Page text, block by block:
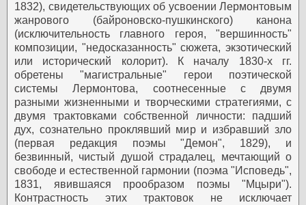
1832), свидетельствующих об усвоении Лермонтовым
жанрового (байроновско-пушкинского) канона
(исключительность главного героя, "вершинность"
композиции, "недосказанность" сюжета, экзотический
или исторический колорит). К началу 1830-х гг.
обретены "магистральные" герои поэтической
системы Лермонтова, соотнесенные с двумя
разными жизненными и творческими стратегиями, с
двумя трактовками собственной личности: падший
дух, сознательно проклявший мир и избравший зло
(первая редакция поэмы "Демон", 1829), и
безвинный, чистый душой страдалец, мечтающий о
свободе и естественной гармонии (поэма "Исповедь",
1831, явившаяся прообразом поэмы "Мцыри").
Контрастность этих трактовок не исключает